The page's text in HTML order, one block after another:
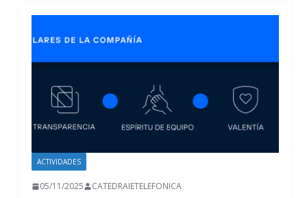
ACTIVIDADES
05/11/2025 CATEDRAIETELEFONICA